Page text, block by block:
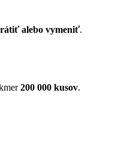
alebo vymeniť.
200 000 kusov.